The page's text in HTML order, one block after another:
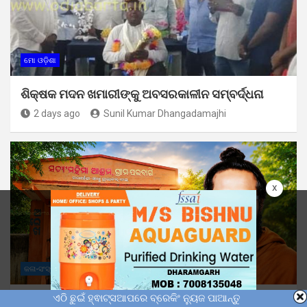
x
ମୋ ଓଡ଼ିଶା
ଶିକ୍ଷକ ମଦନ ଖମାରୀଙ୍କୁ ଅବସରକାଳୀନ ସମ୍ବର୍ଦ୍ଧନା
2 days ago Sunil Kumar Dhangadamajhi
କଳା-ସଂସ୍କୃତି
ଶ୍ରାବଣ ପୂର୍ଣ୍ଣିମା ଦିନ ପରବାଙ୍ଗି ସତ୍ୟ ମହିମା
ଏଠି ଛୁଇଁ ହ୍ଵାଟ୍ସଆପରେ ବ୍ରେକିଂ ନ୍ୟୁଜ ପାଆନ୍ତୁ